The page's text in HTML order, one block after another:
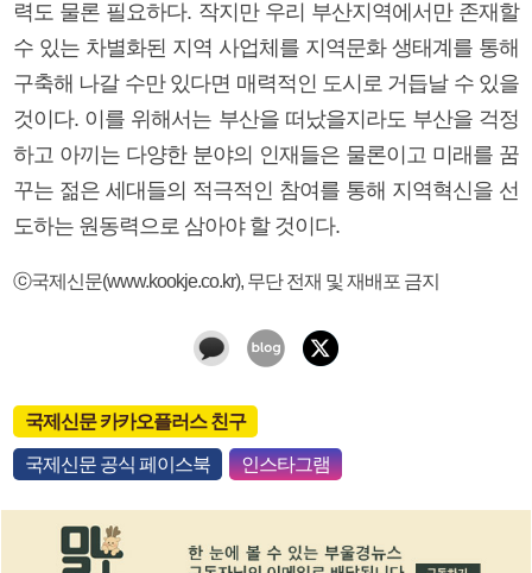
력도 물론 필요하다. 작지만 우리 부산지역에서만 존재할
수 있는 차별화된 지역 사업체를 지역문화 생태계를 통해
구축해 나갈 수만 있다면 매력적인 도시로 거듭날 수 있을
것이다. 이를 위해서는 부산을 떠났을지라도 부산을 걱정
하고 아끼는 다양한 분야의 인재들은 물론이고 미래를 꿈
꾸는 젊은 세대들의 적극적인 참여를 통해 지역혁신을 선
도하는 원동력으로 삼아야 할 것이다.
ⓒ국제신문(www.kookje.co.kr), 무단 전재 및 재배포 금지
국제신문 카카오플러스 친구
국제신문 공식 페이스북 인스타그램